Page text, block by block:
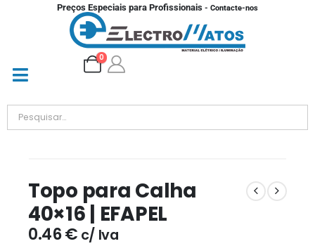
Preços Especiais para Profissionais - Contacte-nos
0
Topo para Calha
40×16 | EFAPEL
0.46€ c/ Iva